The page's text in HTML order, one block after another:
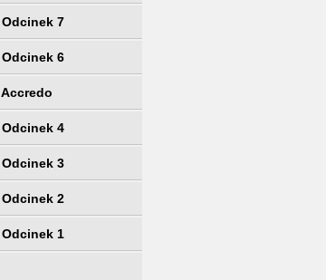
Odcinek 7
Odcinek 6
Accredo
Odcinek 4
Odcinek 3
Odcinek 2
Odcinek 1